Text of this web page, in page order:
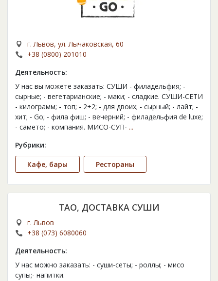
г. Львов, ул. Лычаковская, 60
+38 (0800) 201010
Деятельность:
У нас вы можете заказать: СУШИ - филадельфия; -
сырные; - вегетарианские; - маки; - сладкие. СУШИ-СЕТИ
- килограмм; - топ; - 2+2; - для двоих; - сырный; - лайт; -
хит; - Go; - фила фиш; - вечерний; - филадельфия de luxe;
- самето; - компания. МИСО-СУП- ...
Рубрики:
Кафе, бары Рестораны
TAO, ДОСТАВКА СУШИ
г. Львов
+38 (073) 6080060
Деятельность:
У нас можно заказать: - суши-сеты; - роллы; - мисо
супы;- напитки.